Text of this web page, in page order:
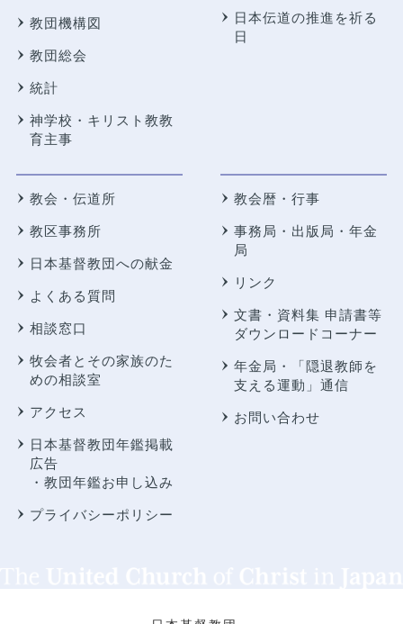
教団機構図
教団総会
統計
神学校・キリスト教教
育主事
日本伝道の推進を祈る
日
教会・伝道所
教区事務所
日本基督教団への献金
よくある質問
相談窓口
牧会者とその家族のた
めの相談室
アクセス
日本基督教団年鑑掲載
広告
・教団年鑑お申し込み
プライバシーポリシー
教会暦・行事
事務局・出版局・年金
局
リンク
文書・資料集 申請書等
ダウンロードコーナー
年金局・
「隠退教師を
支える運動」通信
お問い合わせ